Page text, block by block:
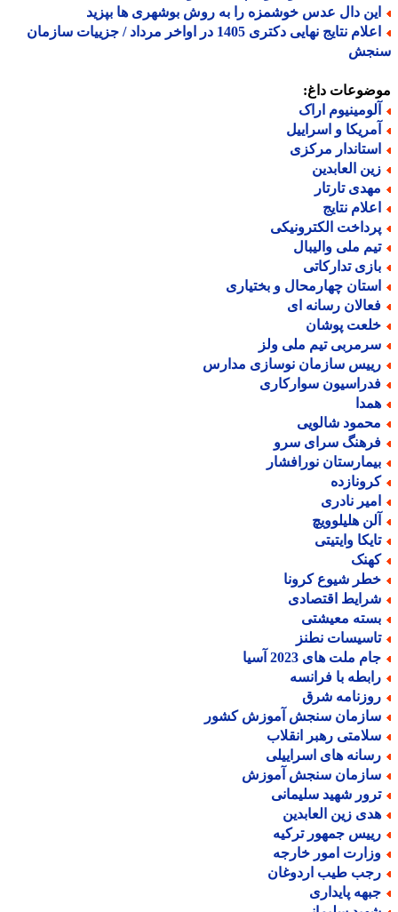
دال عدس خوشمزه را به روش بوشهری ها بپزید
اعلام نتایج نهایی دکتری 1405 در اواخر مرداد / جزییات سازمان
داغ:
اراک
و اسراییل
مرکزی
العابدین
تارتار
نتایج
الکترونیکی
ملی والیبال
تدارکاتی
چهارمحال و بختیاری
رسانه ای
پوشان
تیم ملی ولز
سازمان نوسازی مدارس
سوارکاری
شالویی
سرای سرو
نورافشار
نادری
هلیلوویچ
وایتیتی
شیوع کرونا
اقتصادی
معیشتی
نطنز
ملت های 2023 آسیا
با فرانسه
شرق
سنجش آموزش کشور
رهبر انقلاب
های اسراییلی
سنجش آموزش
شهید سلیمانی
زین العابدین
جمهور ترکیه
امور خارجه
طیب اردوغان
پایداری